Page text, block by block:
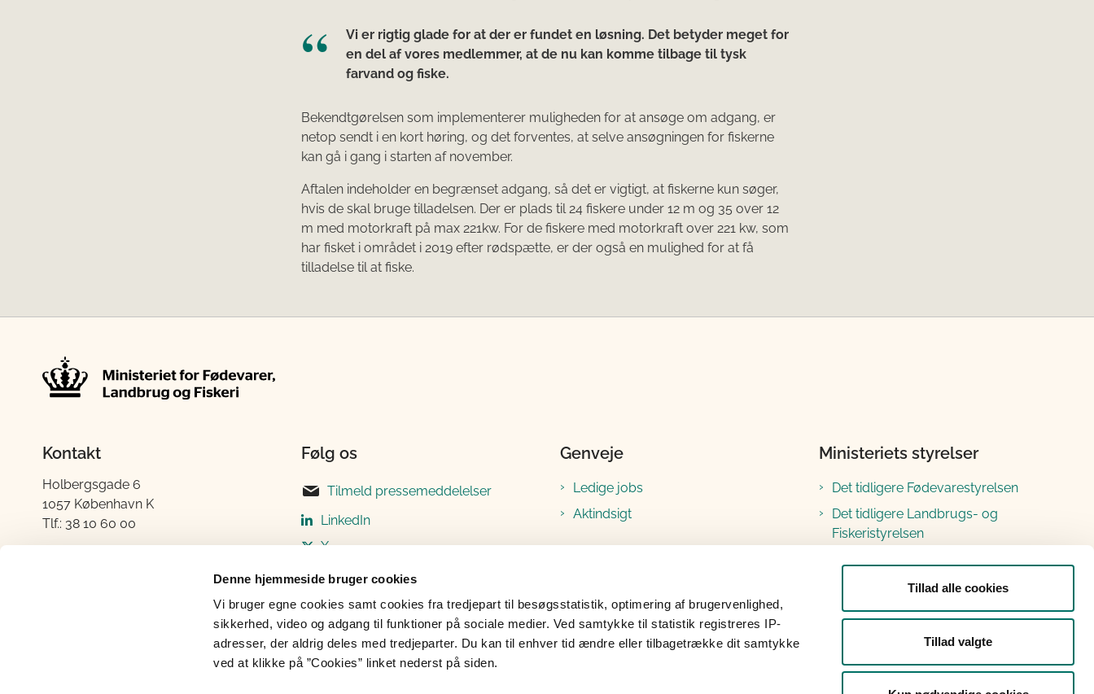
Denne hjemmeside bruger cookies
Vi bruger egne cookies samt cookies fra tredjepart til besøgsstatistik, optimering af brugervenlighed,
sikkerhed, video og adgang til funktioner på sociale medier. Ved samtykke til statistik registreres IP-
adresser, der aldrig deles med tredjeparter. Du kan til enhver tid ændre eller tilbagetrække dit samtykke
ved at klikke på ”Cookies” linket nederst på siden.
Tillad alle cookies
Tillad valgte
Vi er rigtig glade for at der er fundet en løsning. Det betyder meget for
en del af vores medlemmer, at de nu kan komme tilbage til tysk
farvand og fiske.
Bekendtgørelsen som implementerer muligheden for at ansøge om adgang, er
netop sendt i en kort høring, og det forventes, at selve ansøgningen for fiskerne
kan gå i gang i starten af november.
Aftalen indeholder en begrænset adgang, så det er vigtigt, at fiskerne kun søger,
hvis de skal bruge tilladelsen. Der er plads til 24 fiskere under 12 m og 35 over 12
m med motorkraft på max 221kw. For de fiskere med motorkraft over 221 kw, som
har fisket i området i 2019 efter rødspætte, er der også en mulighed for at få
tilladelse til at fiske.
Kontakt
Holbergsgade 6
1057 København K
Tlf.: 38 10 60 00
Følg os
Tilmeld pressemeddelelser
LinkedIn
X
Instagram
Facebook
Genveje
Ledige jobs
Aktindsigt
Ministeriets styrelser
Det tidligere Fødevarestyrelsen
Det tidligere Landbrugs- og
Fiskeristyrelsen